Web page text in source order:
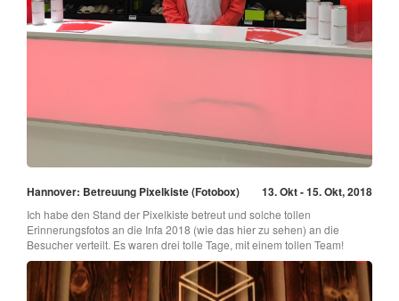
Hannover: Betreuung Pixelkiste (Fotobox) 13. Okt - 15. Okt, 2018
Ich habe den Stand der Pixelkiste betreut und solche tollen
Erinnerungsfotos an die Infa 2018 (wie das hier zu sehen) an die
Besucher verteilt. Es waren drei tolle Tage, mit einem tollen Team!